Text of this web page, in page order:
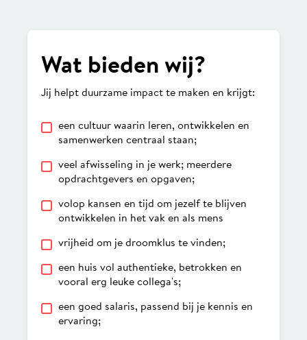
Wat bieden wij?
Jij helpt duurzame impact te maken en krijgt:
een cultuur waarin leren, ontwikkelen en
samenwerken centraal staan;
veel afwisseling in je werk; meerdere
opdrachtgevers en opgaven;
volop kansen en tijd om jezelf te blijven
ontwikkelen in het vak en als mens
vrijheid om je droomklus te vinden;
een huis vol authentieke, betrokken en
vooral erg leuke collega's;
een goed salaris, passend bij je kennis en
ervaring;